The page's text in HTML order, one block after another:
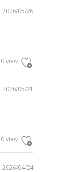
2026/05/26
0 view
2026/05/21
0 view
2026/04/24